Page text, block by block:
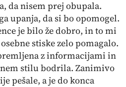
da nisem prej obupala.
upanja, da si bo opomogel.
je bilo že dobro, in to mi
stiske zelo pomagalo.
z informacijami in
stilu bodrila. Zanimivo
pešale, a je do konca